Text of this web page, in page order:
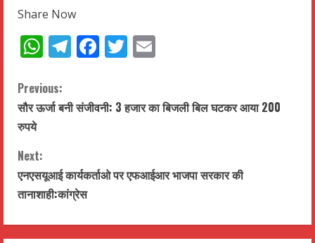
Share Now
WhatsApp
Telegram
Facebook
Twitter
C
o
n
t
Previous:
सौर ऊर्जा बनी संजीवनी: 3 हजार का बिजली बिल घटकर आया 200
रुपये
Next:
एनएसयूआई कार्यकर्ताओ पर एफआईआर भाजपा सरकार की
तानाशाही:कांग्रेस